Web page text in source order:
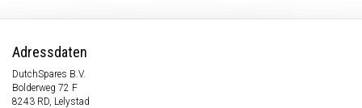
Adressdaten
DutchSpares B.V.
Bolderweg 72 F
8243 RD, Lelystad